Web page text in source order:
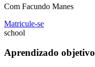
Com Facundo Manes
Matricule-se
school
Aprendizado objetivo